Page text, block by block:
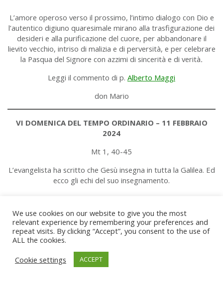
L’amore operoso verso il prossimo, l’intimo dialogo con Dio e
l’autentico digiuno quaresimale mirano alla trasfigurazione dei
desideri e alla purificazione del cuore, per abbandonare il
lievito vecchio, intriso di malizia e di perversità, e per celebrare
la Pasqua del Signore con azzimi di sincerità e di verità.
Leggi il commento di p. Alberto Maggi
don Mario
VI DOMENICA DEL TEMPO ORDINARIO – 11 FEBBRAIO
2024
Mt 1, 40-45
L’evangelista ha scritto che Gesù insegna in tutta la Galilea. Ed
ecco gli echi del suo insegnamento.
don Mario
V DOMENICA DEL TEMPO ORDINARIO – 4 FEBBRAIO 2024
Mc 1, 29-39
We use cookies on our website to give you the most
relevant experience by remembering your preferences and
repeat visits. By clicking “Accept”, you consent to the use of
ALL the cookies.
Cookie settings
ACCEPT